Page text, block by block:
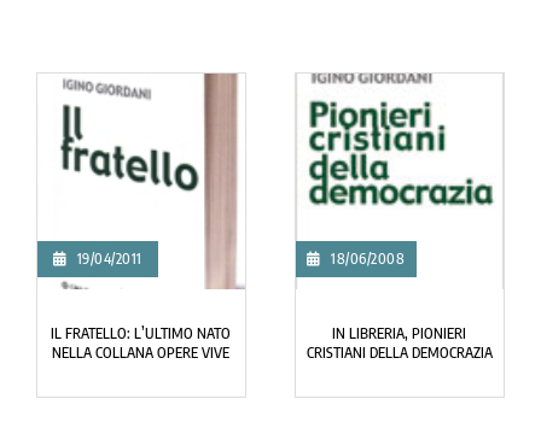
19/04/2011
IL FRATELLO: L’ULTIMO NATO
NELLA COLLANA OPERE VIVE
18/06/2008
IN LIBRERIA, PIONIERI
CRISTIANI DELLA DEMOCRAZIA